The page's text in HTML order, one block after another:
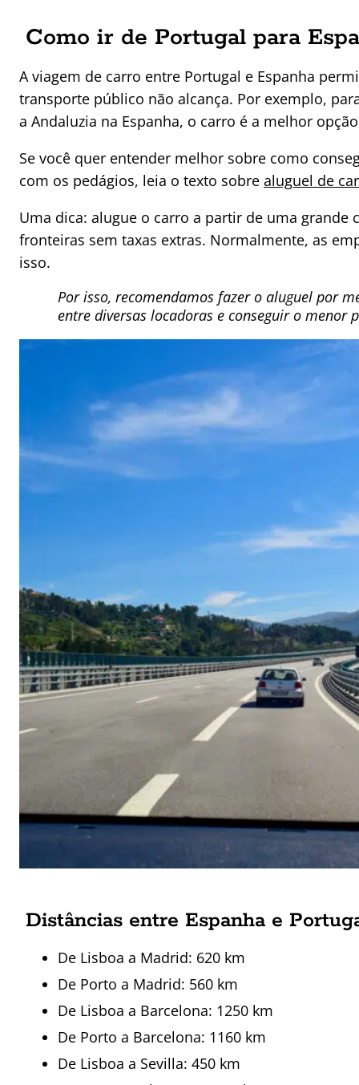
Como ir de Portugal para
A viagem de carro entre Portugal e Espanha
transporte público não alcança. Por exemplo,
a Andaluzia na Espanha, o carro é a melhor
Se você quer entender melhor sobre como
com os pedágios, leia o texto sobre aluguel de
Uma dica: alugue o carro a partir de uma
fronteiras sem taxas extras. Normalmente, as
isso.
Por isso, recomendamos fazer o aluguel por
entre diversas locadoras e conseguir o menor
Distâncias entre Espanha e
De Lisboa a Madrid: 620 km
De Porto a Madrid: 560 km
De Lisboa a Barcelona: 1250 km
De Porto a Barcelona: 1160 km
De Lisboa a Sevilla: 450 km